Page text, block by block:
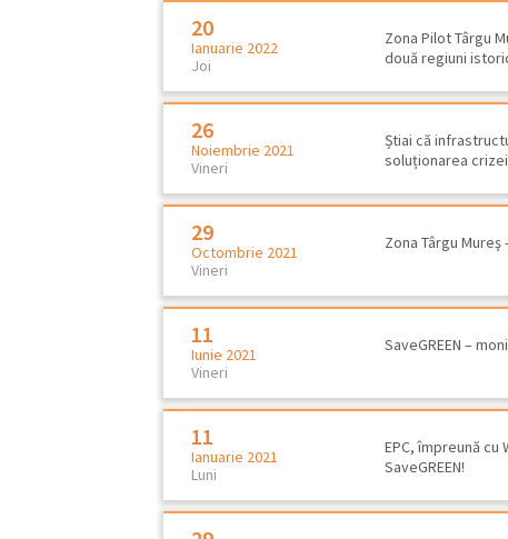
Inventariere şi cartare,
20
Ianuarie 2022
Joi
Zona Pilot Târgu
două regiuni
26
Noiembrie 2021
Vineri
Știai că
soluționarea
29
Octombrie 2021
Vineri
Zona Târgu
11
Iunie 2021
Vineri
SaveGREEN –
11
Ianuarie 2021
Luni
EPC, împreună
SaveGREEN!